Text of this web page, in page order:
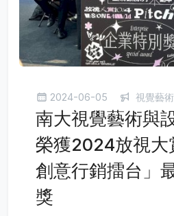
2024-06-05 視覺藝
南大視覺藝術與
榮獲2024放視大
創意行銷擂台」
獎